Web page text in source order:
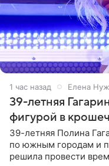
1 час назад Елена
39-летняя
фигурой в
39-летняя Полина
по южным городам и
решила провести